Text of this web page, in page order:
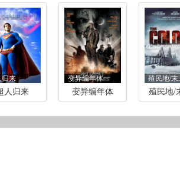
归来
人归来
变异编年体
变异编年体
殖民地/末
殖民地/